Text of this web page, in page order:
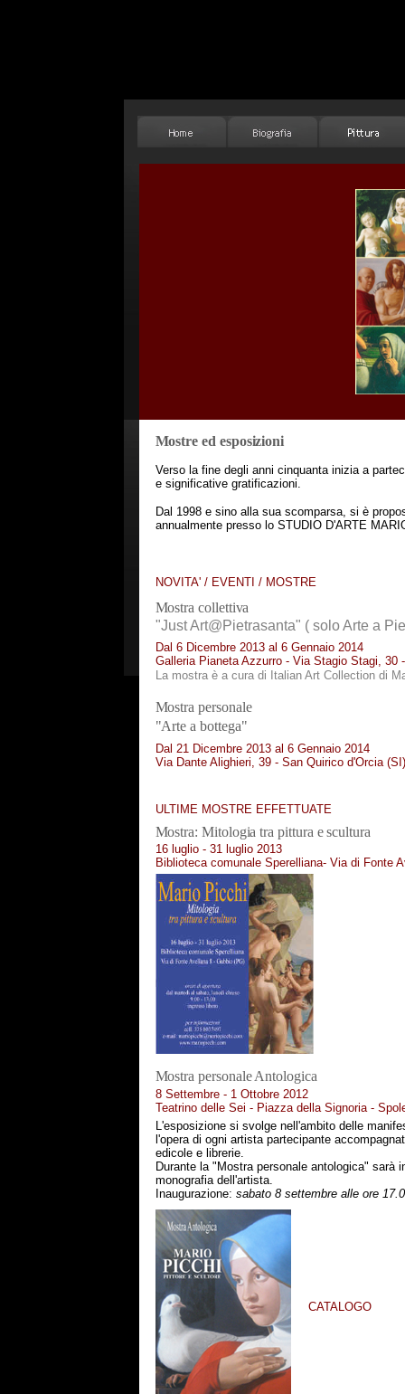
Mostre ed esposizioni
Verso la fine degli anni cinquanta inizia a
e significative gratificazioni.
Dal 1998 e sino alla sua scomparsa, si è
annualmente presso lo STUDIO D'ARTE
NOVITA' / EVENTI / MOSTRE
Mostra collettiva
"Just Art@Pietrasanta" ( solo Arte a
Dal 6 Dicembre 2013 al 6 Gennaio 2014
Galleria Pianeta Azzurro - Via Stagio Stagi, 30
La mostra è a cura di Italian Art Collection di
Mostra personale
"Arte a bottega"
Dal 21 Dicembre 2013 al 6 Gennaio 2014
Via Dante Alighieri, 39 - San Quirico d'Orcia (SI)
ULTIME MOSTRE EFFETTUATE
Mostra: Mitologia tra pittura e scultura
16 luglio - 31 luglio 2013
Biblioteca comunale Sperelliana- Via di Fonte
Mostra personale Antologica
8 Settembre - 1 Ottobre 2012
Teatrino delle Sei - Piazza della Signoria -
L'esposizione si svolge nell'ambito delle
l'opera di ogni artista partecipante
edicole e librerie.
Durante la "Mostra personale antologica" sarà
monografia dell'artista.
Inaugurazione: sabato 8 settembre alle ore
CATALOGO